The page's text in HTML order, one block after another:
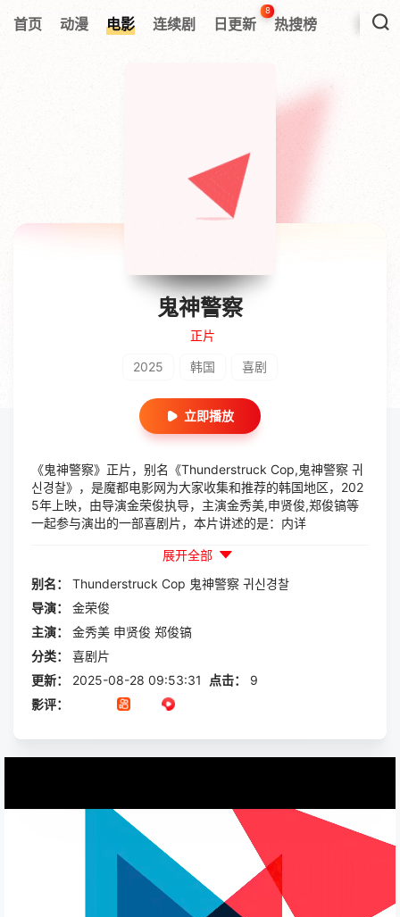
首页 动漫 电影 连续剧 日更新
8
热搜榜
鬼神警察
正片
2025 韩国 喜剧
立即播放
《鬼神警察》正片，别名《Thunderstruck Cop,鬼神警察 귀
신경찰》，是魔都电影网为大家收集和推荐的韩国地区，202
5年上映，由导演金荣俊执导，主演金秀美,申贤俊,郑俊镐等
一起参与演出的一部喜剧片，本片讲述的是：内详
展开全部
别名：
Thunderstruck Cop 鬼神警察 귀신경찰
导演：
金荣俊
主演：
金秀美 申贤俊 郑俊镐
分类：
喜剧片
更新：
2025-08-28 09:53:31 点击：
9
影评：